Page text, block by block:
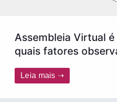
Assembleia Virtual
quais fatores
Leia mais ➝